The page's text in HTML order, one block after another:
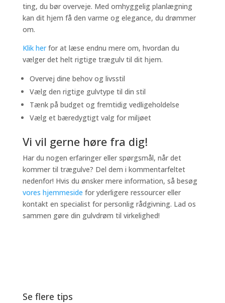
ting, du bør overveje. Med omhyggelig planlægning
kan dit hjem få den varme og elegance, du drømmer
om.
Klik herfor at læse endnu mere om, hvordan du
vælger det helt rigtige trægulv til dit hjem.
Overvej dine behov og livsstil
Vælg den rigtige gulvtype til din stil
Tænk på budget og fremtidig vedligeholdelse
Vælg et bæredygtigt valg for miljøet
Vi vil gerne høre fra dig!
Har du nogen erfaringer eller spørgsmål, når det
kommer til trægulve? Del dem i kommentarfeltet
nedenfor! Hvis du ønsker mere information, så besøg
vores hjemmeside for yderligere ressourcer eller
kontakt en specialist for personlig rådgivning. Lad os
sammen gøre din gulvdrøm til virkelighed!
Se flere tips